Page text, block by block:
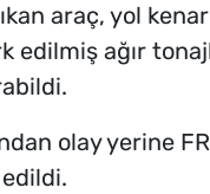
araç, yol
edilmiş ağır
olay yerine